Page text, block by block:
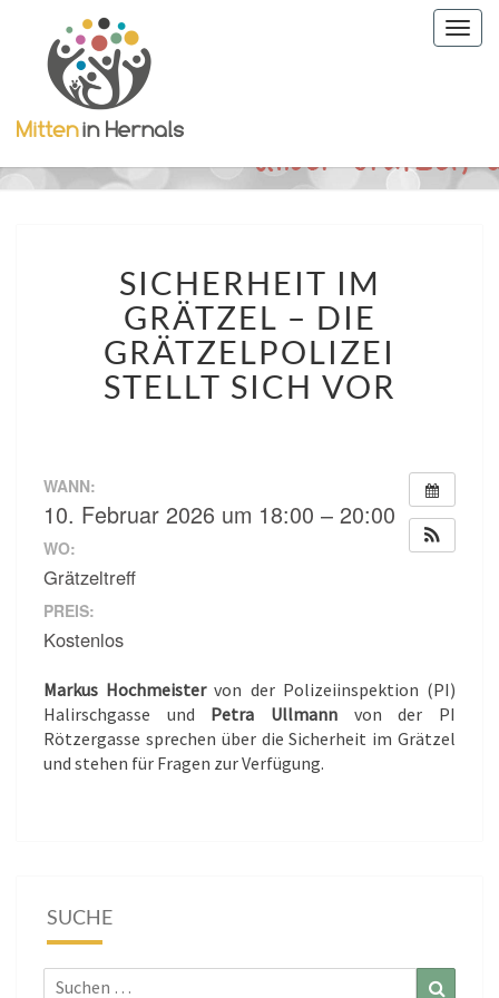
IM
GRÄTZEL
–
DIE
GRÄTZELPOLIZEI
STELLT
SICHERHEIT IM
GRÄTZEL – DIE
GRÄTZELPOLIZEI
STELLT SICH VOR
WANN:
10. Februar 2026 um 18:00 – 20:00
WO:
Grätzeltreff
PREIS:
Kostenlos
Markus Hochmeistervon der Polizeiinspektion (PI)
Halirschgasse und Petra Ullmann von der PI
Rötzergasse sprechen über die Sicherheit im Grätzel
und stehen für Fragen zur Verfügung.
SUCHE
Suchen